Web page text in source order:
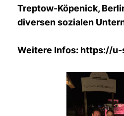
Treptow-Köpenick,
diversen sozialen
Weitere Infos: https://u-